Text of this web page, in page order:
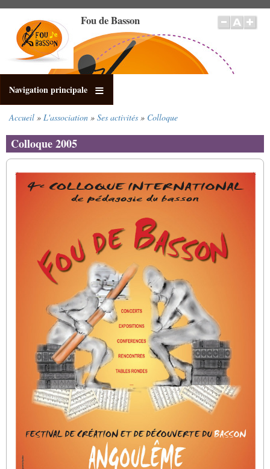
contenu
principal
Fou de Basson
Navigation principale
d'Ariane
Accueil L'association Ses activités Colloque
Colloque 2005